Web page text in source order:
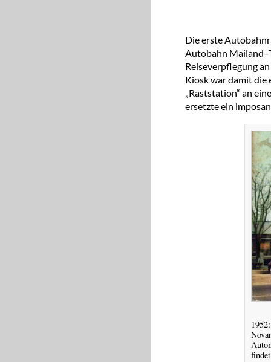
Die erste
Autobahn
Reiseverpflegung
Kiosk war damit
„Raststation“ an
ersetzte ein